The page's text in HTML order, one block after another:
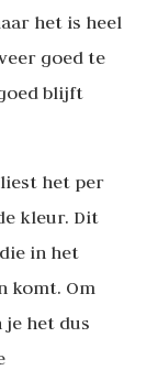
het is heel
goed te
blijft
het per
kleur. Dit
in het
komt. Om
het dus